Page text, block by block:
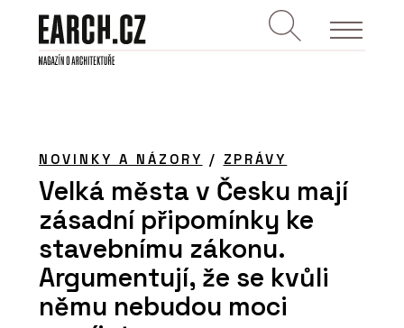
NOVINKY A NÁZORY / ZPRÁVY
Velká města v Česku mají
zásadní připomínky ke
stavebnímu zákonu.
Argumentují, že se kvůli
němu nebudou moci